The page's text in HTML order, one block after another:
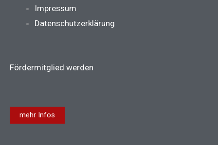
Menu
Impressum
Datenschutzerklärung
Fördermitglied werden
mehr Infos